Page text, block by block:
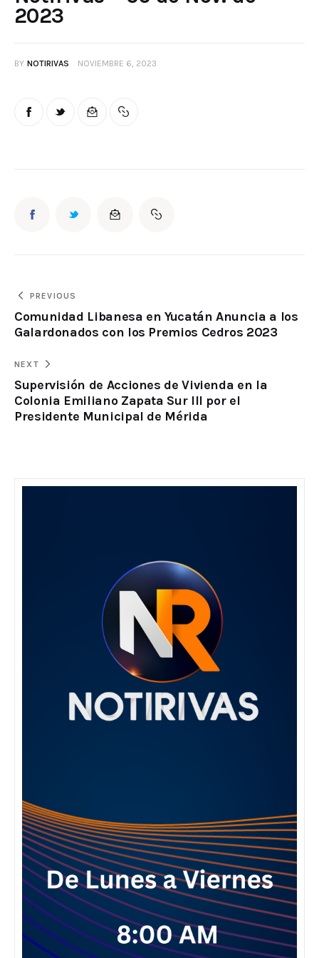
2023
BY NOTIRIVAS NOVIEMBRE 6, 2023
PREVIOUS
Comunidad Libanesa en Yucatán Anuncia a los
Galardonados con los Premios Cedros 2023
NEXT
Supervisión de Acciones de Vivienda en la
Colonia Emiliano Zapata Sur III por el
Presidente Municipal de Mérida